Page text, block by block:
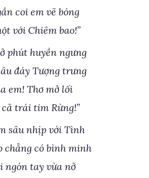
coi em vẽ bóng
với Chiêm bao!”
phút huyền ngưng
đáy Tượng trưng
em! Thơ mở lối
trái tim Rừng!”
sâu nhịp với Tình
chẳng có bình minh
ngón tay vừa nở